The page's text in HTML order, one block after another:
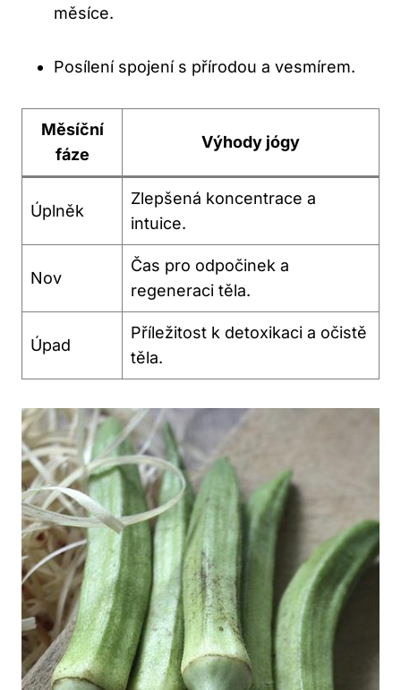
měsíce.
Posílení spojení s přírodou​ a vesmírem.
Měsíční
fáze
Výhody jógy
Úplněk
Zlepšená koncentrace ‍a
intuice.
Nov
Čas pro odpočinek‍ a
regeneraci těla.
Úpad
Příležitost ⁤k⁤ detoxikaci a očistě
​těla.